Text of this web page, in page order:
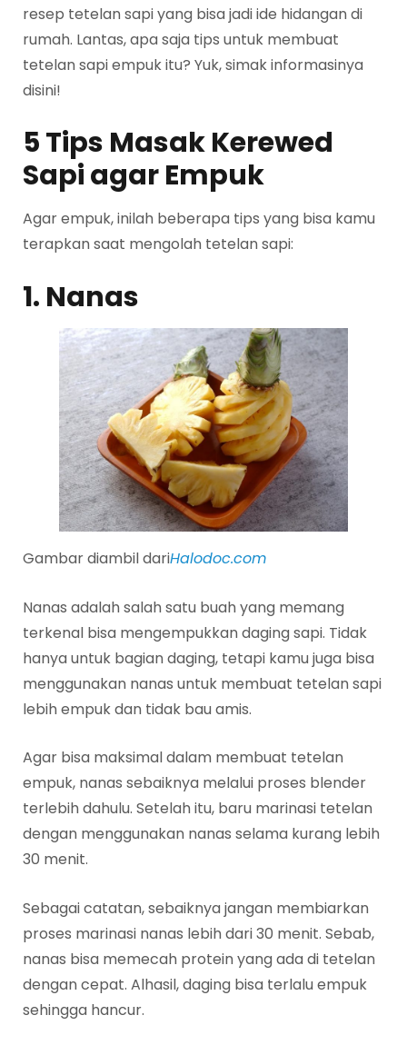
resep tetelan sapi yang bisa jadi ide hidangan di
rumah. Lantas, apa saja tips untuk membuat
tetelan sapi empuk itu? Yuk, simak informasinya
disini!
5 Tips Masak Kerewed
Sapi agar Empuk
Agar empuk, inilah beberapa tips yang bisa kamu
terapkan saat mengolah tetelan sapi:
1. Nanas
Gambar diambil dariHalodoc.com
Nanas adalah salah satu buah yang memang
terkenal bisa mengempukkan daging sapi. Tidak
hanya untuk bagian daging, tetapi kamu juga bisa
menggunakan nanas untuk membuat tetelan sapi
lebih empuk dan tidak bau amis.
Agar bisa maksimal dalam membuat tetelan
empuk, nanas sebaiknya melalui proses blender
terlebih dahulu. Setelah itu, baru marinasi tetelan
dengan menggunakan nanas selama kurang lebih
30 menit.
Sebagai catatan, sebaiknya jangan membiarkan
proses marinasi nanas lebih dari 30 menit. Sebab,
nanas bisa memecah protein yang ada di tetelan
dengan cepat. Alhasil, daging bisa terlalu empuk
sehingga hancur.